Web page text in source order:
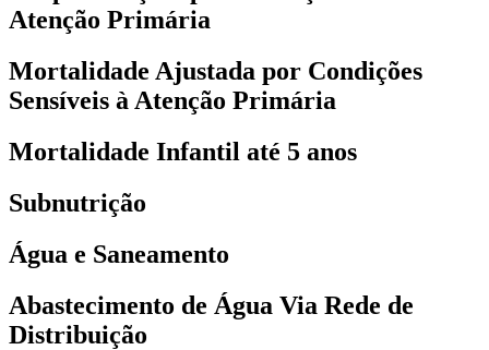
Atenção Primária
Mortalidade Ajustada por Condições
Sensíveis à Atenção Primária
Mortalidade Infantil até 5 anos
Subnutrição
Água e Saneamento
Abastecimento de Água Via Rede de
Distribuição